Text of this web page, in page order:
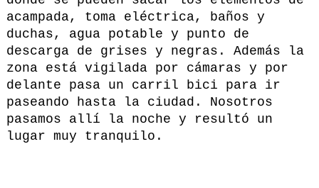
acampada, toma eléctrica, baños y
duchas, agua potable y punto de
descarga de grises y negras. Además la
zona está vigilada por cámaras y por
delante pasa un carril bici para ir
paseando hasta la ciudad. Nosotros
pasamos allí la noche y resultó un
lugar muy tranquilo.